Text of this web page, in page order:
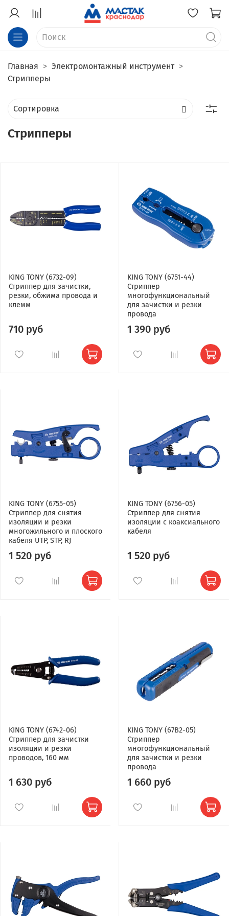
Главная
Электромонтажный инструмент
Стрипперы
Стрипперы
KING TONY (6732-09)
Стриппер для зачистки,
резки, обжима провода и
клемм
710 руб
KING TONY (6751-44)
Стриппер
многофункциональный
для зачистки и резки
провода
1 390 руб
KING TONY (6755-05)
Стриппер для снятия
изоляции и резки
многожильного и плоского
кабеля UTP, STP, RJ
1 520 руб
KING TONY (6756-05)
Стриппер для снятия
изоляции с коаксиального
кабеля
1 520 руб
KING TONY (6742-06)
Стриппер для зачистки
изоляции и резки
проводов, 160 мм
1 630 руб
KING TONY (67B2-05)
Стриппер
многофункциональный
для зачистки и резки
провода
1 660 руб